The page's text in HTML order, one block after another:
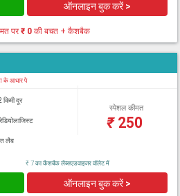
ऑनलाइन बुक करें >
पर₹ 0की बचत + कैशबैक
के आधार पे
दूर
लैब
स्पेशल कीमत
₹250
₹ 7 का कैशबैक लैब्सएडवाइजर वॉलेट में
ऑनलाइन बुक करें >